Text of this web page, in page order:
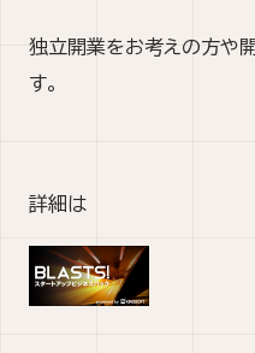
独立開業をお考えの方や
す。
詳細は